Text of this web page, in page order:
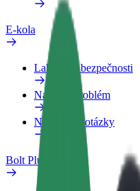
E-kola
Laboratoř bezpečnosti
Nahlásit problém
Nejčastější otázky
Bolt Plus